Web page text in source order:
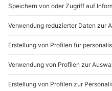
b2b@mydays.de
www.b2b.mydays.de/
Artikelnummer:60524